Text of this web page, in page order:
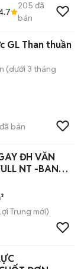
205 đã
bán
GL Than thuần
(dưới 3 tháng
đã bán
ĐH VĂN
NT -BAN
Trung mới)